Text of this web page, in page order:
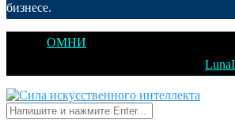
бизнесе.
ОМНИ